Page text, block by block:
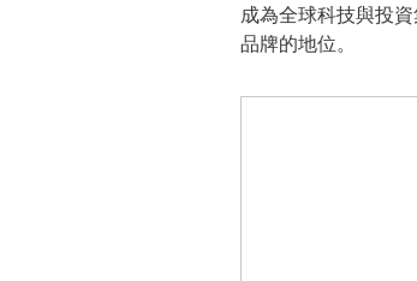
成為全球科技與投
品牌的地位。